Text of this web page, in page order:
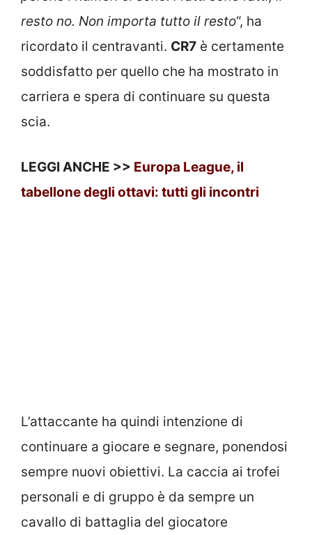
resto no. Non importa tutto il resto“, ha
ricordato il centravanti. CR7 è certamente
soddisfatto per quello che ha mostrato in
carriera e spera di continuare su questa
scia.
LEGGI ANCHE >> Europa League, il
tabellone degli ottavi: tutti gli incontri
L’attaccante ha quindi intenzione di
continuare a giocare e segnare, ponendosi
sempre nuovi obiettivi. La caccia ai trofei
personali e di gruppo è da sempre un
cavallo di battaglia del giocatore